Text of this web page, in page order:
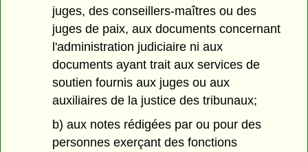
juges, des conseillers-maîtres ou des
juges de paix, aux documents concernant
l'administration judiciaire ni aux
documents ayant trait aux services de
soutien fournis aux juges ou aux
auxiliaires de la justice des tribunaux;
b) aux notes rédigées par ou pour des
personnes exerçant des fonctions